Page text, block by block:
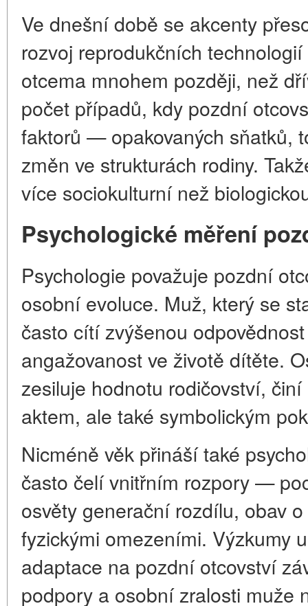
Ve dnešní době se akcenty
rozvoj reprodukčních
otcema mnohem později, než
počet případů, kdy pozdní
faktorů — opakovaných sňatků,
změn ve strukturách rodiny.
více sociokulturní než
Psychologické měření
Psychologie považuje pozdní
osobní evoluce. Muž, který se
často cítí zvýšenou
angažovanost ve životě dítěte.
zesiluje hodnotu rodičovství,
aktem, ale také symbolickým
Nicméně věk přináší také
často čelí vnitřním rozpory —
osvěty generační rozdílu, obav
fyzickými omezeními. Výzkumy
adaptace na pozdní otcovství
podpory a osobní zralosti muže